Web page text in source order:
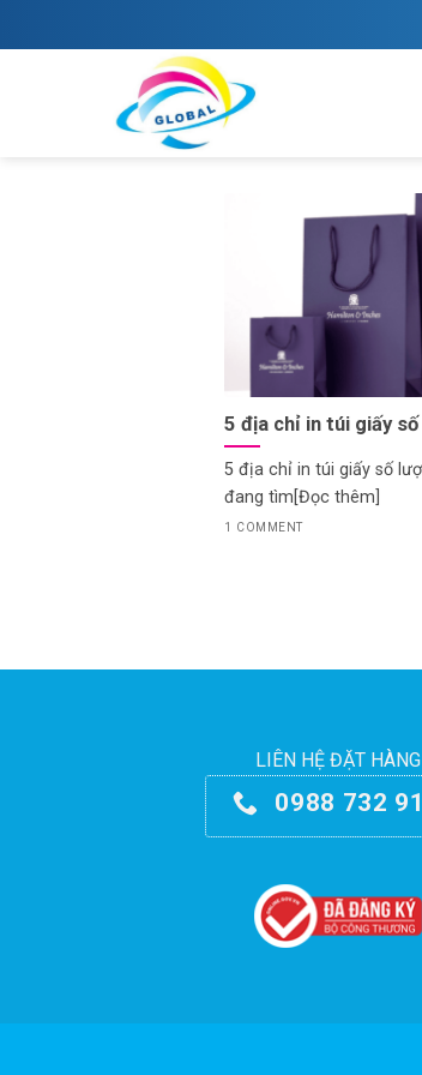
to
5 địa chỉ in túi giấy
5 địa chỉ in túi giấy số
đang tìm[Đọc thêm]
1 COMMENT
LIÊN HỆ ĐẶT HÀNG
0988 732